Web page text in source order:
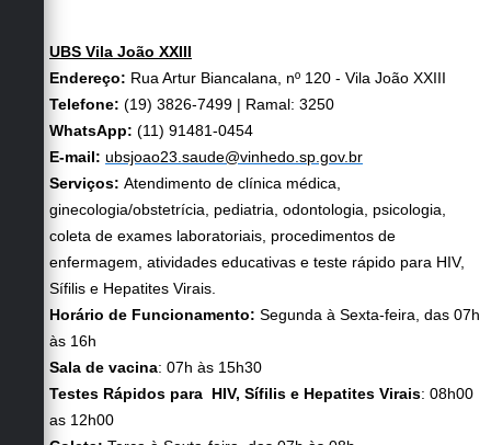
UBS Vila João XXIII
Endereço: Rua Artur Biancalana, nº 120 - Vila João XXIII
Telefone: (19) 3826-7499 | Ramal: 3250
WhatsApp: (11) 91481-0454
E-mail: ubsjoao23.saude@vinhedo.sp.gov.br
Serviços: Atendimento de clínica médica,
ginecologia/obstetrícia, pediatria, odontologia, psicologia,
coleta de exames laboratoriais, procedimentos de
enfermagem, atividades educativas e teste rápido para HIV,
Sífilis e Hepatites Virais.
Horário de Funcionamento: Segunda à Sexta-feira, das 07h
às 16h
Sala de vacina: 07h às 15h30
Testes Rápidos para HIV, Sífilis e Hepatites Virais: 08h00
as 12h00